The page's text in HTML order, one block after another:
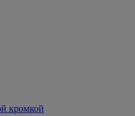
кромкой